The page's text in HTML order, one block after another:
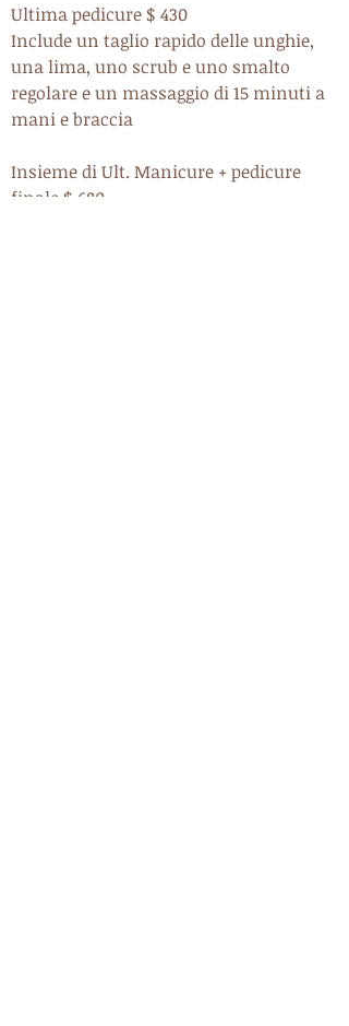
Ultima pedicure $ 430
Include un taglio rapido delle unghie,
una lima, uno scrub e uno smalto
regolare e un massaggio di 15 minuti a
mani e braccia
Insieme di Ult. Manicure + pedicure
finale $ 680